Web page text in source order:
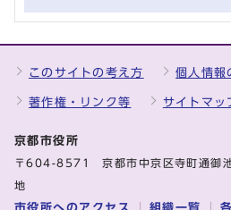
このサイトの考え方 個人情報
著作権・リンク等 サイトマッ
京都市役所
〒604-8571 京都市中京区寺町通御
地
市役所へのアクセス 組織一覧